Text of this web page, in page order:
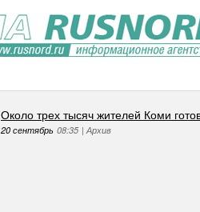
Около трех тысяч жителей Коми
20 сентябрь 08:35 |Архив